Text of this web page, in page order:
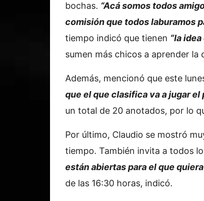
bochas. “Acá somos todos
comisión que todos laburamos
tiempo indicó que tienen “la
sumen más chicos a aprender la
Además, mencionó que este
que el que clasifica va a jugar el
un total de 20 anotados, por lo
Por último, Claudio se mostró
tiempo. También invita a todos
están abiertas para el que
de las 16:30 horas, indicó.